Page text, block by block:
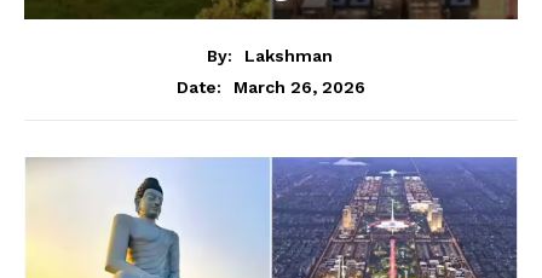
By:
Lakshman
Date:
March 26, 2026